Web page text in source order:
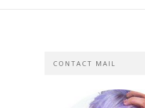
CONTACT MAIL